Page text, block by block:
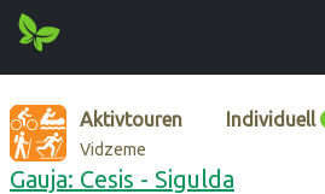
Aktivtouren Individuell
Vidzeme
Gauja: Cesis - Sigulda